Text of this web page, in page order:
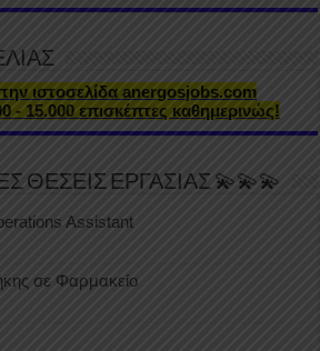
ιστοσελίδα anergosjobs.com
- 15.000 επισκέπτες καθημερινώς!
ΘΕΣΕΙΣ ΕΡΓΑΣΙΑΣ 💫💫💫
Assistant
σε Φαρμακείο